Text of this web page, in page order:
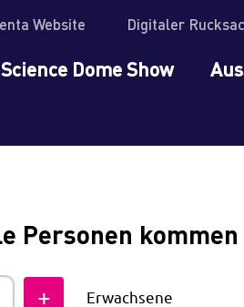
Website Digitaler
Science Dome Show
Personen kommen
Erwachsene